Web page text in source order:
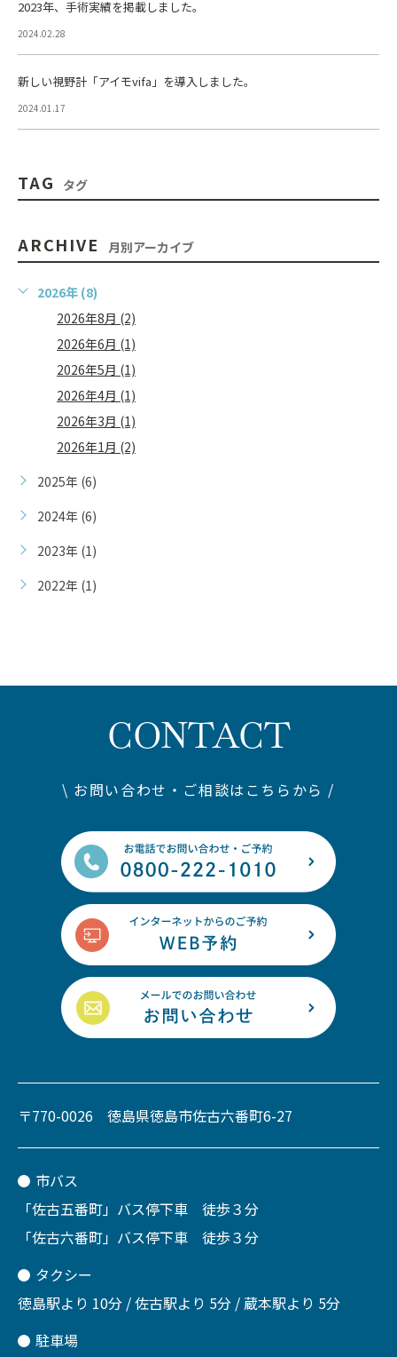
2023年、手術実績を掲載しました。
2024.02.28
新しい視野計「アイモvifa」を導入しました。
2024.01.17
TAG タグ
ARCHIVE 月別アーカイブ
2026年 (8)
2026年8月 (2)
2026年6月 (1)
2026年5月 (1)
2026年4月 (1)
2026年3月 (1)
2026年1月 (2)
2025年 (6)
2024年 (6)
2023年 (1)
2022年 (1)
CONTACT
\ お問い合わせ・ご相談はこちらから /
〒770-0026 徳島県徳島市佐古六番町6-27
市バス
「佐古五番町」バス停下車 徒歩３分
「佐古六番町」バス停下車 徒歩３分
タクシー
徳島駅より 10分 / 佐古駅より 5分 / 蔵本駅より 5分
駐車場